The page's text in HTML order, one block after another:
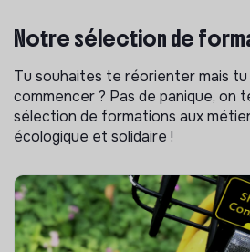
Notre sélection de
Tu souhaites te réorienter mais tu
commencer ? Pas de panique, on
sélection de formations aux
écologique et solidaire !